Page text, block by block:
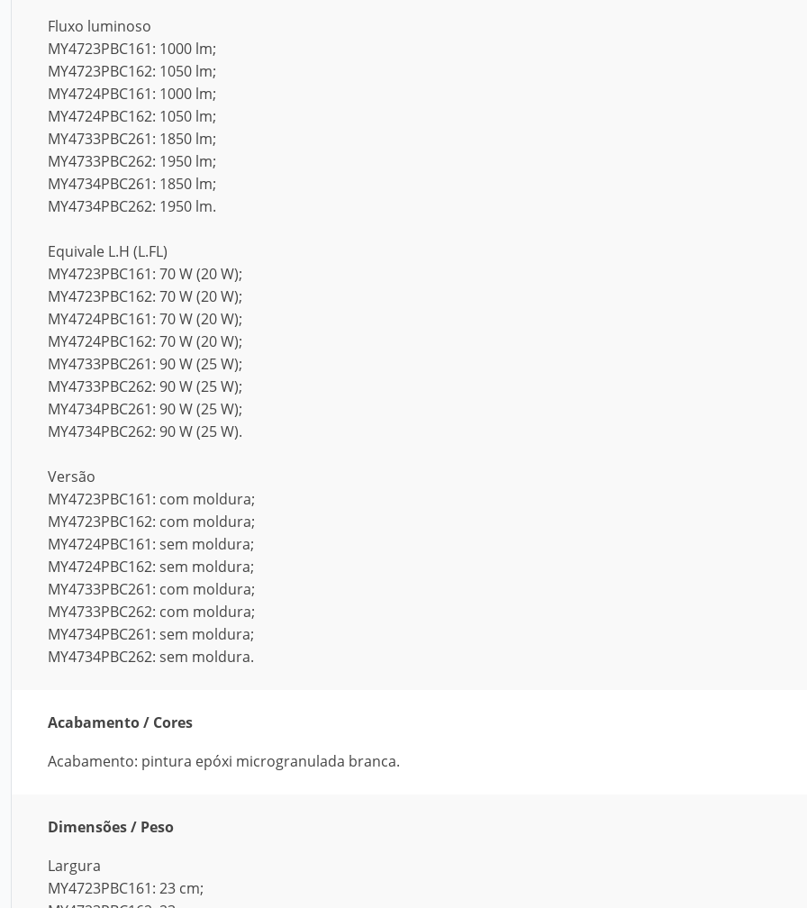
Fluxo luminoso
MY4723PBC161: 1000 lm;
MY4723PBC162: 1050 lm;
MY4724PBC161: 1000 lm;
MY4724PBC162: 1050 lm;
MY4733PBC261: 1850 lm;
MY4733PBC262: 1950 lm;
MY4734PBC261: 1850 lm;
MY4734PBC262: 1950 lm.
Equivale L.H (L.FL)
MY4723PBC161: 70 W (20 W);
MY4723PBC162: 70 W (20 W);
MY4724PBC161: 70 W (20 W);
MY4724PBC162: 70 W (20 W);
MY4733PBC261: 90 W (25 W);
MY4733PBC262: 90 W (25 W);
MY4734PBC261: 90 W (25 W);
MY4734PBC262: 90 W (25 W).
Versão
MY4723PBC161: com moldura;
MY4723PBC162: com moldura;
MY4724PBC161: sem moldura;
MY4724PBC162: sem moldura;
MY4733PBC261: com moldura;
MY4733PBC262: com moldura;
MY4734PBC261: sem moldura;
MY4734PBC262: sem moldura.
Acabamento / Cores
Acabamento: pintura epóxi microgranulada branca.
Dimensões / Peso
Largura
MY4723PBC161: 23 cm;